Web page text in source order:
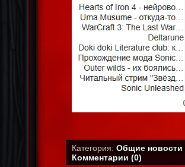
Категория: Общие новости
Комментарии (0)